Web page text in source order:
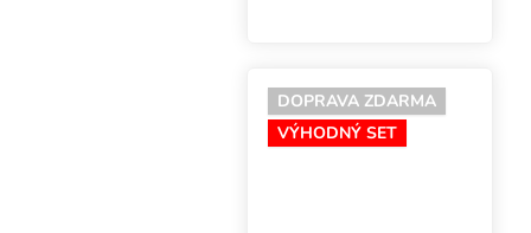
samozavlažovacích
systémech. Rozměry
120x60x180 cm,
DOPRAVA ZDARMA
VÝHODNÝ SET